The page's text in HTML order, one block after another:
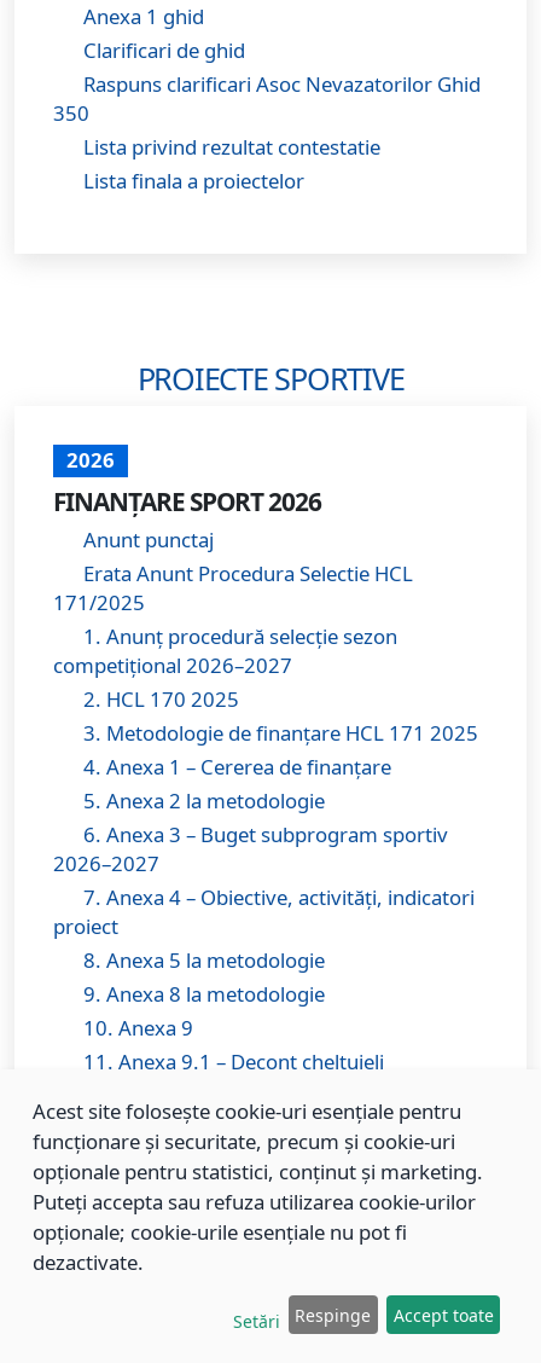
Anexa 1 ghid
Clarificari de ghid
Raspuns clarificari Asoc Nevazatorilor Ghid
350
Lista privind rezultat contestatie
Lista finala a proiectelor
PROIECTE SPORTIVE
2026
FINANȚARE SPORT 2026
Anunt punctaj
Erata Anunt Procedura Selectie HCL
171/2025
1. Anunț procedură selecție sezon
competițional 2026–2027
2. HCL 170 2025
3. Metodologie de finanțare HCL 171 2025
4. Anexa 1 – Cererea de finanțare
5. Anexa 2 la metodologie
6. Anexa 3 – Buget subprogram sportiv
2026–2027
7. Anexa 4 – Obiective, activități, indicatori
proiect
8. Anexa 5 la metodologie
9. Anexa 8 la metodologie
10. Anexa 9
11. Anexa 9.1 – Decont cheltuieli
12. Norme generale activitate sportivă HCL
790 2024
Acest site folosește cookie-uri esențiale pentru
funcționare și securitate, precum și cookie-uri
opționale pentru statistici, conținut și marketing.
Puteți accepta sau refuza utilizarea cookie-urilor
opționale; cookie-urile esențiale nu pot fi
dezactivate.
Setări Respinge Accept toate